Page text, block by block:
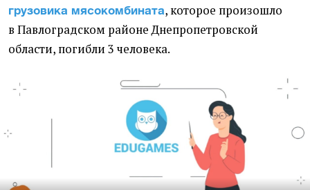
грузовика мясокомбината, которое произошло
в Павлоградском районе Днепропетровской
области, погибли 3 человека.